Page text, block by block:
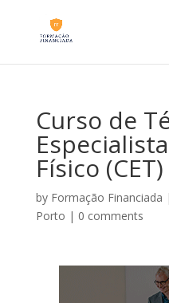
Curso de
Físico
by Formação Financiada |
Porto | 0 comments